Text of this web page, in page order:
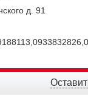
д. 91